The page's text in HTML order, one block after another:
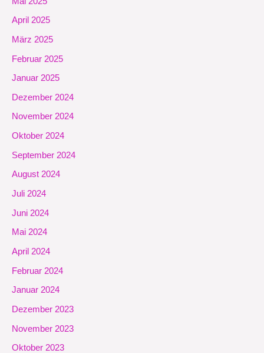
April 2025
März 2025
Februar 2025
Januar 2025
Dezember 2024
November 2024
Oktober 2024
September 2024
August 2024
Juli 2024
Juni 2024
Mai 2024
April 2024
Februar 2024
Januar 2024
Dezember 2023
November 2023
Oktober 2023